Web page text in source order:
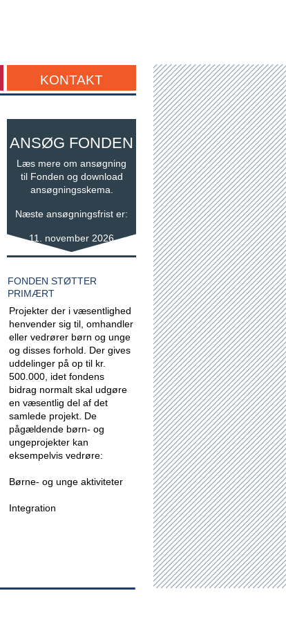
KONTAKT
ANSØG FONDEN
Læs mere om ansøgning
til Fonden og download
ansøgningsskema.
Næste ansøgningsfrist er:
11. november 2026
FONDEN STØTTER
PRIMÆRT
Projekter der i væsentlighed
henvender sig til, omhandler
eller vedrører børn og unge
og disses forhold. Der gives
uddelinger på op til kr.
500.000, idet fondens
bidrag normalt skal udgøre
en væsentlig del af det
samlede projekt. De
pågældende børn- og
ungeprojekter kan
eksempelvis vedrøre:
Børne- og unge aktiviteter
Integration